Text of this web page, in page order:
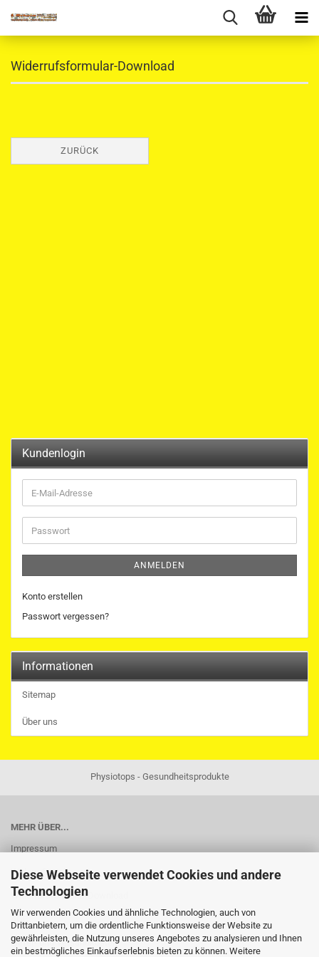
Diese Webseite verwendet Cookies und andere
Technologien
Wir verwenden Cookies und ähnliche Technologien, auch von
Drittanbietern, um die ordentliche Funktionsweise der Website zu
gewährleisten, die Nutzung unseres Angebotes zu analysieren und Ihnen
ein bestmögliches Einkaufserlebnis bieten zu können. Weitere
Widerrufsformular-Download
ZURÜCK
Kundenlogin
E-
Mail-
Adresse
Passwort
ANMELDEN
Konto erstellen
Passwort vergessen?
Informationen
Sitemap
Über uns
Physiotops - Gesundheitsprodukte
MEHR ÜBER...
Impressum
Widerrufsrecht
Widerrufsformular-Download
AGB
Liefer- und Versandkosten